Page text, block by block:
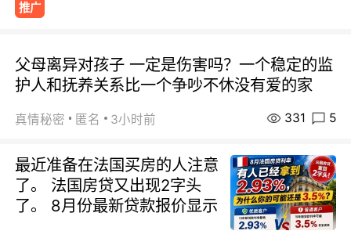
推广
父母离异对孩子 一定是伤害吗？一个稳定的监
护人和抚养关系比一个争吵不休没有爱的家
真情秘密 匿名 3小时前 331 5
最近准备在法国买房的人注意
了。 法国房贷又出现2字头
了。 8月份最新贷款报价显示